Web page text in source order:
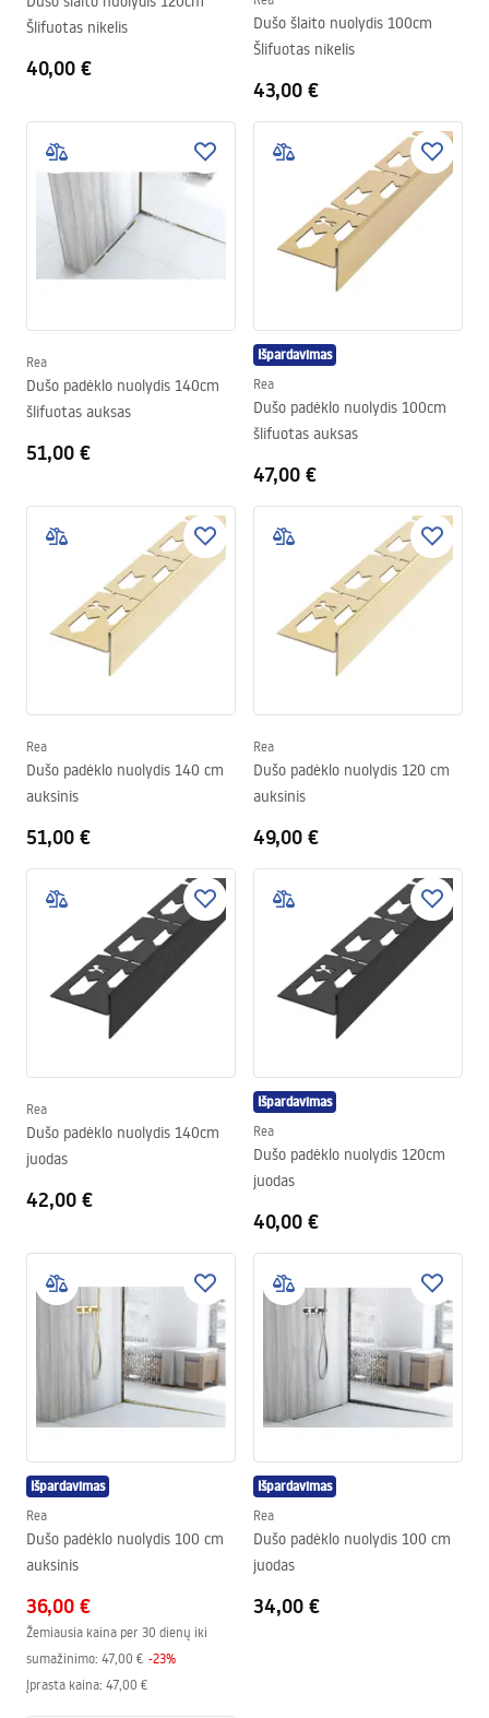
Šlifuotas nikelis
40,00 €
Dušo šlaito nuolydis 100cm
Šlifuotas nikelis
43,00 €
Rea
Dušo padėklo nuolydis 140cm
šlifuotas auksas
51,00 €
Išpardavimas
Rea
Dušo padėklo nuolydis 100cm
šlifuotas auksas
47,00 €
Rea
Dušo padėklo nuolydis 140 cm
auksinis
51,00 €
Rea
Dušo padėklo nuolydis 120 cm
auksinis
49,00 €
Rea
Dušo padėklo nuolydis 140cm
juodas
42,00 €
Išpardavimas
Rea
Dušo padėklo nuolydis 120cm
juodas
40,00 €
Išpardavimas
Rea
Dušo padėklo nuolydis 100 cm
auksinis
36,00 €
Žemiausia kaina per 30 dienų iki
sumažinimo: 47,00 € -23%
Įprasta kaina: 47,00 €
Išpardavimas
Rea
Dušo padėklo nuolydis 100 cm
juodas
34,00 €